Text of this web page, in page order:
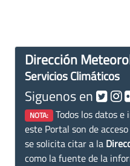
Dirección
Servicios Climáticos
Siguenos en
NOTA: Todos los datos e
este Portal son de
se solicita citar a la
como la fuente de la